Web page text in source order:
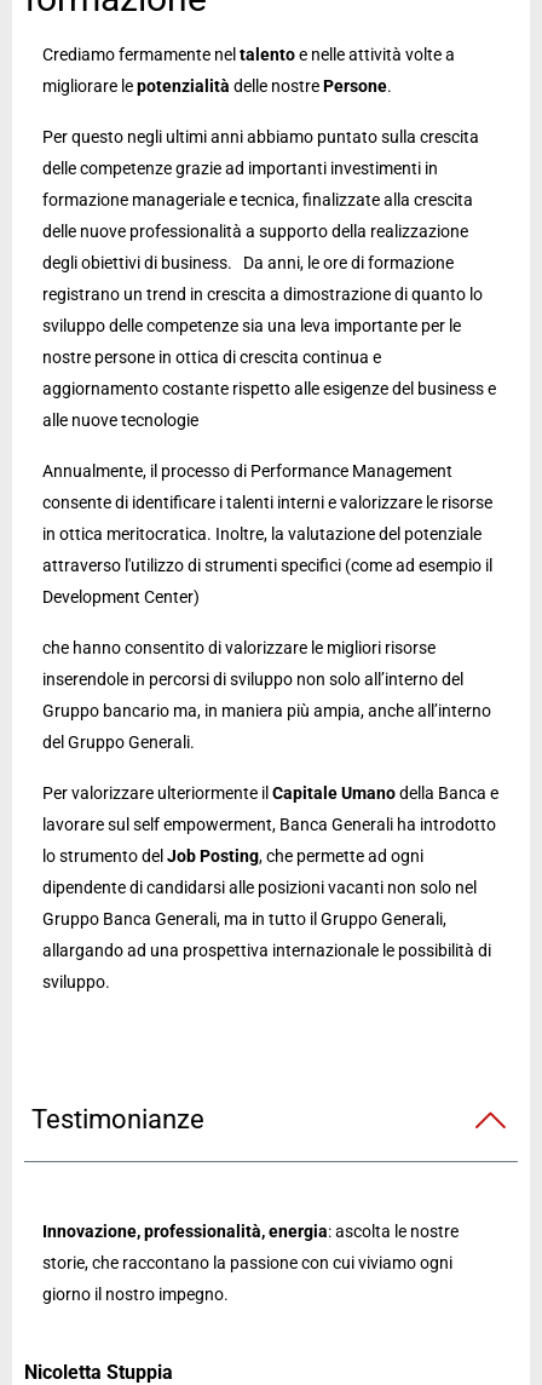
Crediamo fermamente nel talentoe nelle attività volte a
migliorare lepotenzialità delle nostrePersone.
Per questo negli ultimi anni abbiamo puntato sulla crescita
delle competenze grazie ad importanti investimenti in
formazione manageriale e tecnica, finalizzate alla crescita
delle nuove professionalità a supporto della realizzazione
degli obiettivi di business. Da anni, le ore di formazione
registrano un trend in crescita a dimostrazione di quanto lo
sviluppo delle competenze sia una leva importante per le
nostre persone in ottica di crescita continua e
aggiornamento costante rispetto alle esigenze del business e
alle nuove tecnologie
Annualmente, il processo di Performance Management
consente di identificare i talenti interni e valorizzare le risorse
in ottica meritocratica. Inoltre, la valutazione del potenziale
attraverso l'utilizzo di strumenti specifici (come ad esempio il
Development Center)
che hanno consentito di valorizzare le migliori risorse
inserendole in percorsi di sviluppo non solo all’interno del
Gruppo bancario ma, in maniera più ampia, anche all’interno
del Gruppo Generali.
Per valorizzare ulteriormente il Capitale Umanodella Banca e
lavorare sul self empowerment, Banca Generali ha introdotto
lo strumento del Job Posting, che permette ad ogni
dipendente di candidarsi alle posizioni vacanti non solo nel
Gruppo Banca Generali, ma in tutto il Gruppo Generali,
allargando ad una prospettiva internazionale le possibilità di
sviluppo.
Testimonianze
Innovazione, professionalità, energia: ascolta le nostre
storie, che raccontano la passione con cui viviamo ogni
giorno il nostro impegno.
Nicoletta Stuppia